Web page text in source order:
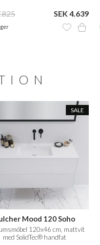
SEK 4.639
SALE
Mood 120 Soho
120x46 cm, mattvit
med SolidTec® handfat